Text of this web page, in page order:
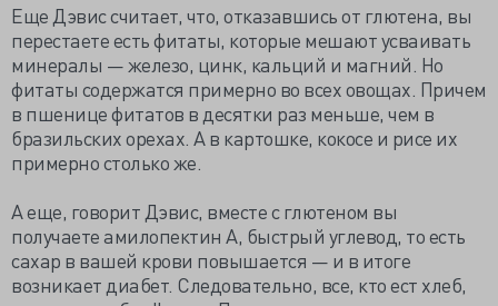
Еще Дэвис считает, что, отказавшись от глютена, вы
перестаете есть фитаты, которые мешают усваивать
минералы — железо, цинк, кальций и магний. Но
фитаты содержатся примерно во всех овощах. Причем
в пшенице фитатов в десятки раз меньше, чем в
бразильских орехах. А в картошке, кокосе и рисе их
примерно столько же.
А еще, говорит Дэвис, вместе с глютеном вы
получаете амилопектин А, быстрый углевод, то есть
сахар в вашей крови повышается — и в итоге
возникает диабет. Следовательно, все, кто ест хлеб,